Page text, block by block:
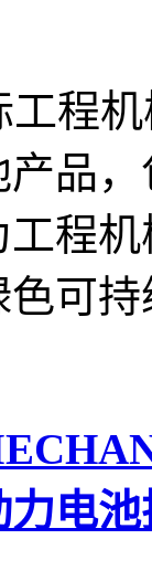
工程
品
程
可
力电